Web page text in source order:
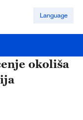
Language
okoliša